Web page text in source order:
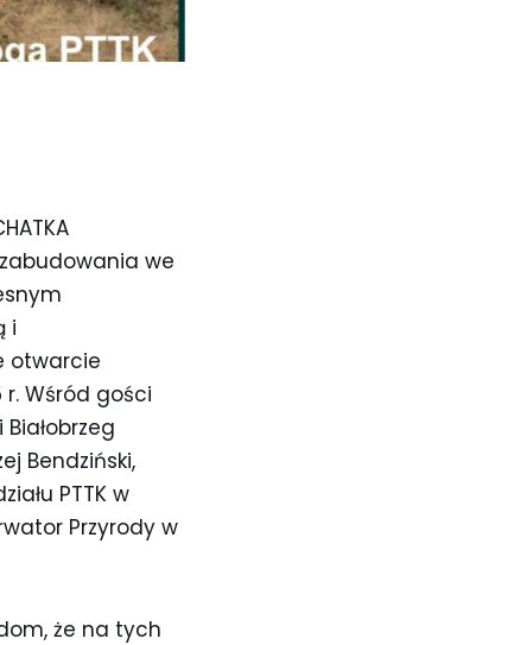
zabudowania we
i
otwarcie
Wśród gości
Bendziński,
PTTK w
Przyrody w
że na tych